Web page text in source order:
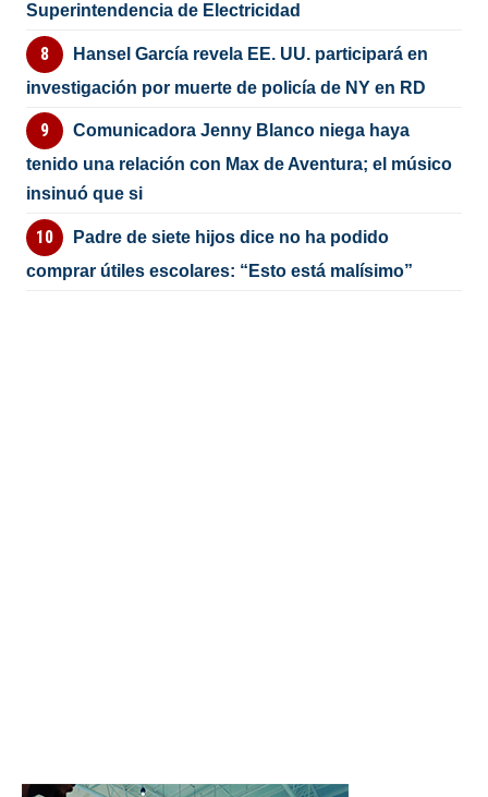
Superintendencia de Electricidad
Hansel García revela EE. UU. participará en
investigación por muerte de policía de NY en RD
Comunicadora Jenny Blanco niega haya
tenido una relación con Max de Aventura; el músico
insinuó que si
Padre de siete hijos dice no ha podido
comprar útiles escolares: “Esto está malísimo”